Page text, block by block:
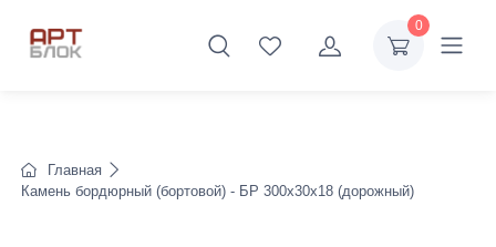
0
Главная
Камень бордюрный (бортовой) - БР 300х30х18 (дорожный)